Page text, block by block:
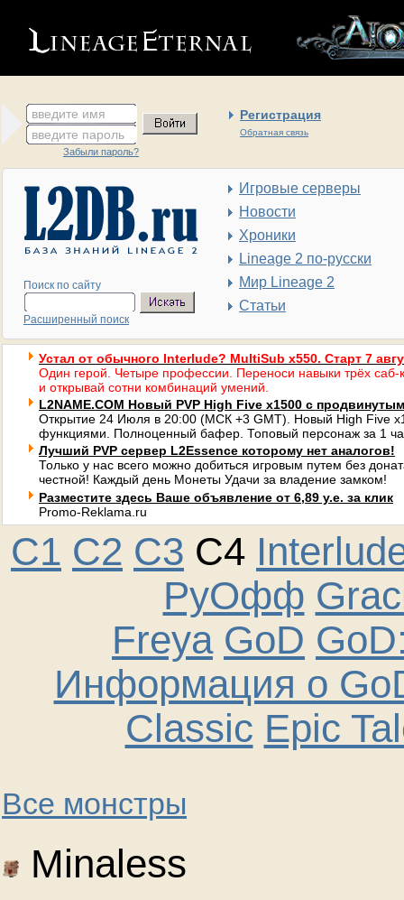
введите имя Регистрация
Обратная связь
введите пароль
Забыли пароль?
Поиск по сайту
Расширенный поиск
Игровые серверы
Новости
Хроники
Lineage 2 по-русски
Мир Lineage 2
Статьи
Устал от обычного Interlude? MultiSub x550. Старт 7
Один герой. Четыре профессии. Переноси навыки трёх саб-
и открывай сотни комбинаций умений.
L2NAME.COM Новый PVP High Five x1500 с
Открытие 24 Июля в 20:00 (МСК +3 GMT). Новый High Five
функциями. Полноценный бафер. Топовый персонаж за 1
Лучший PVP сервер L2Essence которому нет аналогов!
Только у нас всего можно добиться игровым путем без
честной! Каждый день Монеты Удачи за владение замком!
Разместите здесь Ваше объявление от 6,89 у.е. за клик
Promo-Reklama.ru
C1 C2 C3 C4
РуОфф
Freya GoD
Информация о
Classic Epic
Все монстры
Minaless